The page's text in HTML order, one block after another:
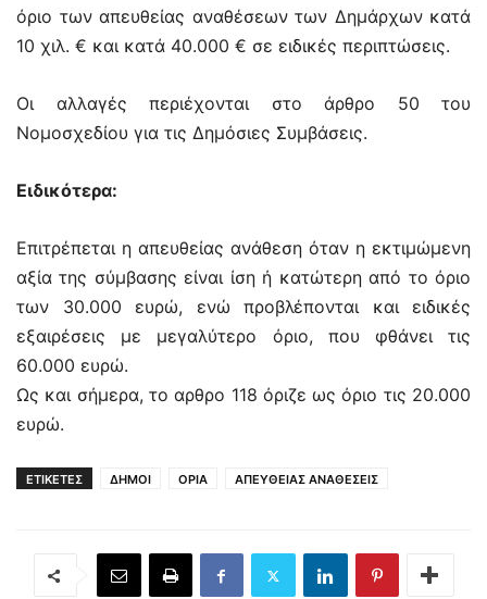
όριο των απευθείας αναθέσεων των Δημάρχων κατά
10 χιλ. € και κατά 40.000 € σε ειδικές περιπτώσεις.
Οι αλλαγές περιέχονται στο άρθρο 50 του
Νομοσχεδίου για τις Δημόσιες Συμβάσεις.
Ειδικότερα:
Επιτρέπεται η απευθείας ανάθεση όταν η εκτιμώμενη
αξία της σύμβασης είναι ίση ή κατώτερη από το όριο
των 30.000 ευρώ, ενώ προβλέπονται και ειδικές
εξαιρέσεις με μεγαλύτερο όριο, που φθάνει τις
60.000 ευρώ.
Ως και σήμερα, το αρθρο 118 όριζε ως όριο τις 20.000
ευρώ.
ΕΤΙΚΕΤΕΣ ΔΗΜΟΙ ΟΡΙΑ ΑΠΕΥΘΕΙΑΣ ΑΝΑΘΕΣΕΙΣ